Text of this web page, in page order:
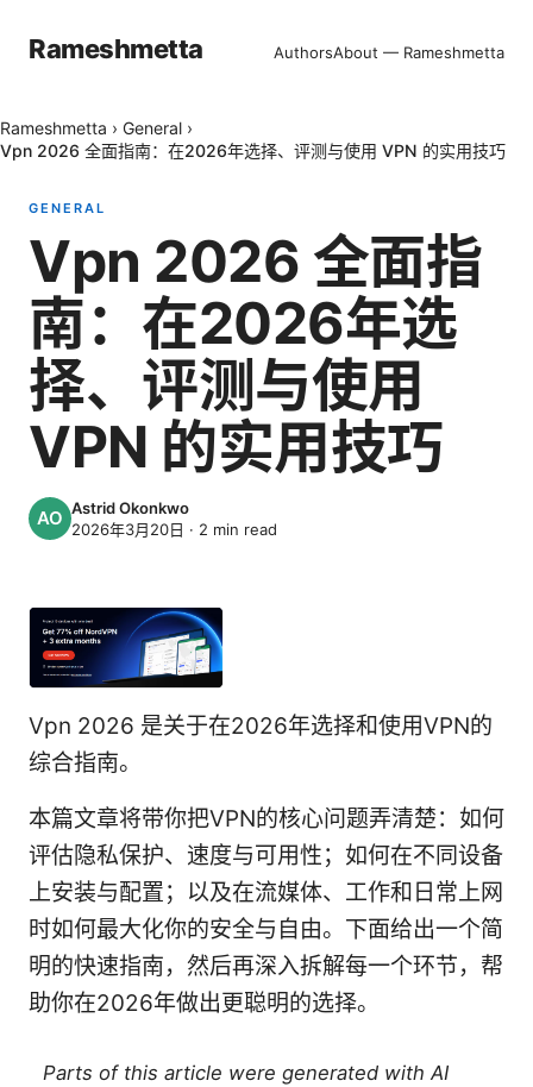
Rameshmetta AuthorsAbout — Rameshmetta
Rameshmetta › General ›
Vpn 2026 全面指南：在2026年选择、评测与使用 VPN 的实用技巧
GENERAL
Vpn 2026 全面指
南：在2026年选
择、评测与使用
VPN 的实用技巧
Astrid Okonkwo
2026年3月20日 · 2 min read
Vpn 2026 是关于在2026年选择和使用VPN的
综合指南。
本篇文章将带你把VPN的核心问题弄清楚：如何
评估隐私保护、速度与可用性；如何在不同设备
上安装与配置；以及在流媒体、工作和日常上网
时如何最大化你的安全与自由。下面给出一个简
明的快速指南，然后再深入拆解每一个环节，帮
助你在2026年做出更聪明的选择。
Parts of this article were generated with AI